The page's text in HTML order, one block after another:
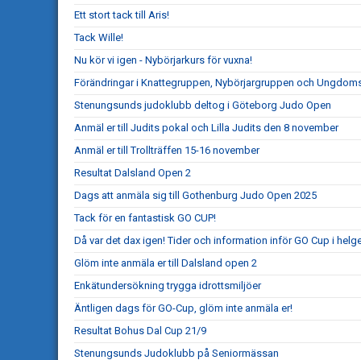
Ett stort tack till Aris!
Tack Wille!
Nu kör vi igen - Nybörjarkurs för vuxna!
Förändringar i Knattegruppen, Nybörjargruppen och
Stenungsunds judoklubb deltog i Göteborg Judo Open
Anmäl er till Judits pokal och Lilla Judits den 8 november
Anmäl er till Trollträffen 15-16 november
Resultat Dalsland Open 2
Dags att anmäla sig till Gothenburg Judo Open 2025
Tack för en fantastisk GO CUP!
Då var det dax igen! Tider och information inför GO Cup i
Glöm inte anmäla er till Dalsland open 2
Enkätundersökning trygga idrottsmiljöer
Äntligen dags för GO-Cup, glöm inte anmäla er!
Resultat Bohus Dal Cup 21/9
Stenungsunds Judoklubb på Seniormässan